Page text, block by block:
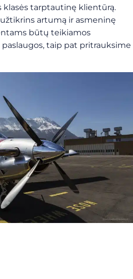
klasės tarptautinę klientūrą.
artumą ir asmeninę
būtų teikiamos
taip pat pritrauksime